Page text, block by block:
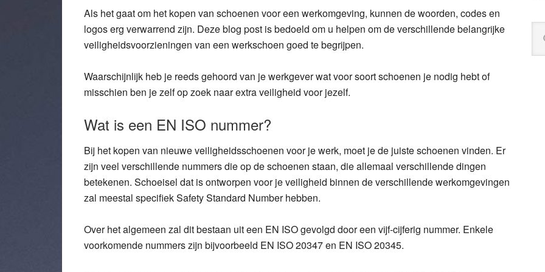
Als het gaat om het kopen van schoenen voor een werkomgeving, kunnen de woorden, codes en
logos erg verwarrend zijn. Deze blog post is bedoeld om u helpen om de verschillende belangrijke
veiligheidsvoorzieningen van een werkschoen goed te begrijpen.
Waarschijnlijk heb je reeds gehoord van je werkgever wat voor soort schoenen je nodig hebt of
misschien ben je zelf op zoek naar extra veiligheid voor jezelf.
Wat is een EN ISO nummer?
Bij het kopen van nieuwe veiligheidsschoenen voor je werk, moet je de juiste schoenen vinden. Er
zijn veel verschillende nummers die op de schoenen staan, die allemaal verschillende dingen
betekenen. Schoeisel dat is ontworpen voor je veiligheid binnen de verschillende werkomgevingen
zal meestal specifiek Safety Standard Number hebben.
Over het algemeen zal dit bestaan ​​uit een EN ISO gevolgd door een vijf-cijferig nummer. Enkele
voorkomende nummers zijn bijvoorbeeld EN ISO 20347 en EN ISO 20345.